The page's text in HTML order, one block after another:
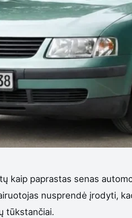
kaip paprastas senas
nusprendė įrodyti,
tūkstančiai.